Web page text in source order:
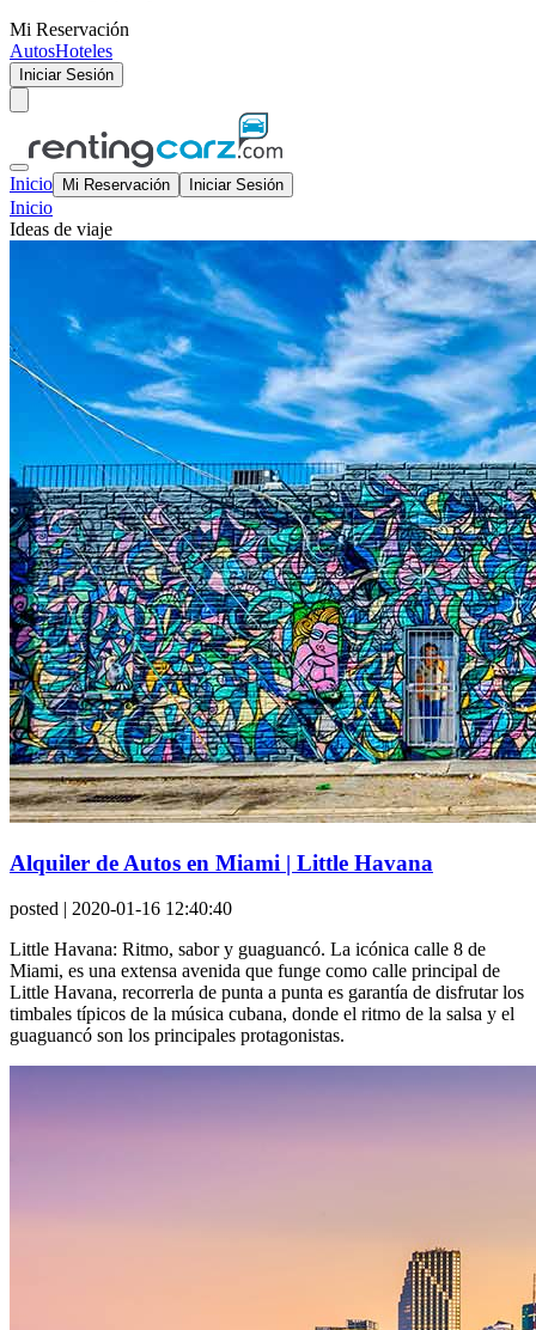
Mi Reservación
AutosHoteles
Iniciar Sesión
Inicio Mi Reservación Iniciar Sesión
Inicio
Ideas de viaje
Alquiler de Autos en Miami | Little Havana
posted | 2020-01-16 12:40:40
Little Havana: Ritmo, sabor y guaguancó. La icónica calle 8 de
Miami, es una extensa avenida que funge como calle principal de
Little Havana, recorrerla de punta a punta es garantía de disfrutar los
timbales típicos de la música cubana, donde el ritmo de la salsa y el
guaguancó son los principales protagonistas.